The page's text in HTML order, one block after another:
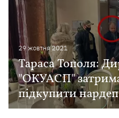
29 жовтня 2021
Тараса Тополя:
"ОКУАСП"
підкупити